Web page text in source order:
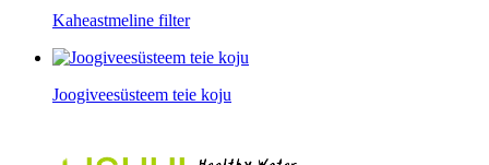
Kaheastmeline filter
Joogiveesüsteem teie koju